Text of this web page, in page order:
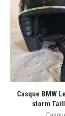
Casque BMW
storm